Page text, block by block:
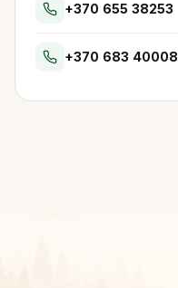
+370 655 38253
+370 683 40008